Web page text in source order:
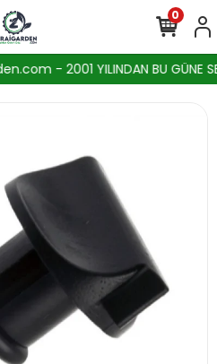
- 2001 YILINDAN BU GÜNE
0